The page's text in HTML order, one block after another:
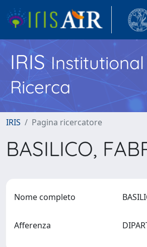
IRIS
Ricerca
IRIS Pagina ricercatore
BASILICO,
Nome completo
Afferenza